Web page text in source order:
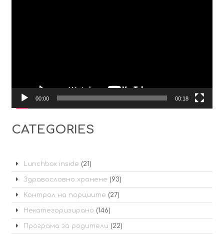
00:00 00:18
CATEGORIES
Lunchbox inside (21)
Здравословно хранене (93)
Контрол на порциите (27)
Некатегоризирано (146)
Програма за родители (22)